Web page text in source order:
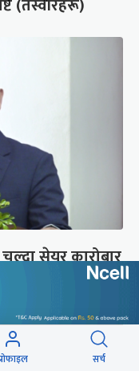
सेयर कारोबार
सर्च